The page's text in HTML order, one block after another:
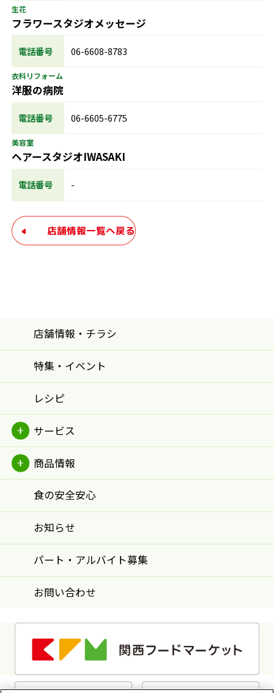
生花
フラワースタジオメッセージ
電話番号 06-6608-8783
衣料リフォーム
洋服の病院
電話番号 06-6605-6775
美容室
ヘアースタジオIWASAKI
電話番号 -
店舗情報一覧へ戻る
店舗情報・チラシ
特集・イベント
レシピ
サービス
商品情報
食の安全安心
お知らせ
パート・アルバイト募集
お問い合わせ